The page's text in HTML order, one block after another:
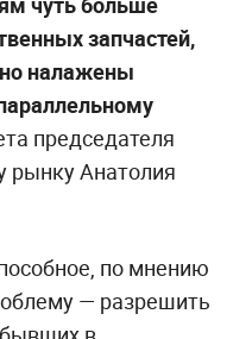
запчастей,
налажены
председателя
рынку Анатолия
по мнению
— разрешить